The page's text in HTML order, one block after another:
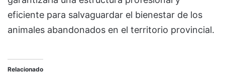
eficiente para salvaguardar el bienestar de los
animales abandonados en el territorio provincial.
Relacionado